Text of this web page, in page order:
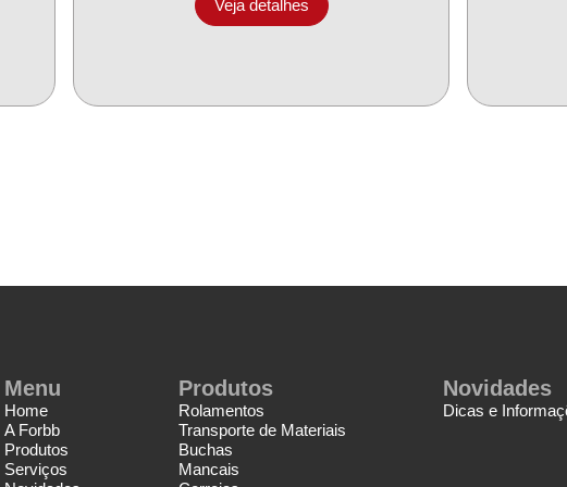
Veja detalhes
Menu
Home
A Forbb
Produtos
Serviços
Produtos
Rolamentos
Transporte de Materiais
Buchas
Mancais
Novidades
Dicas e